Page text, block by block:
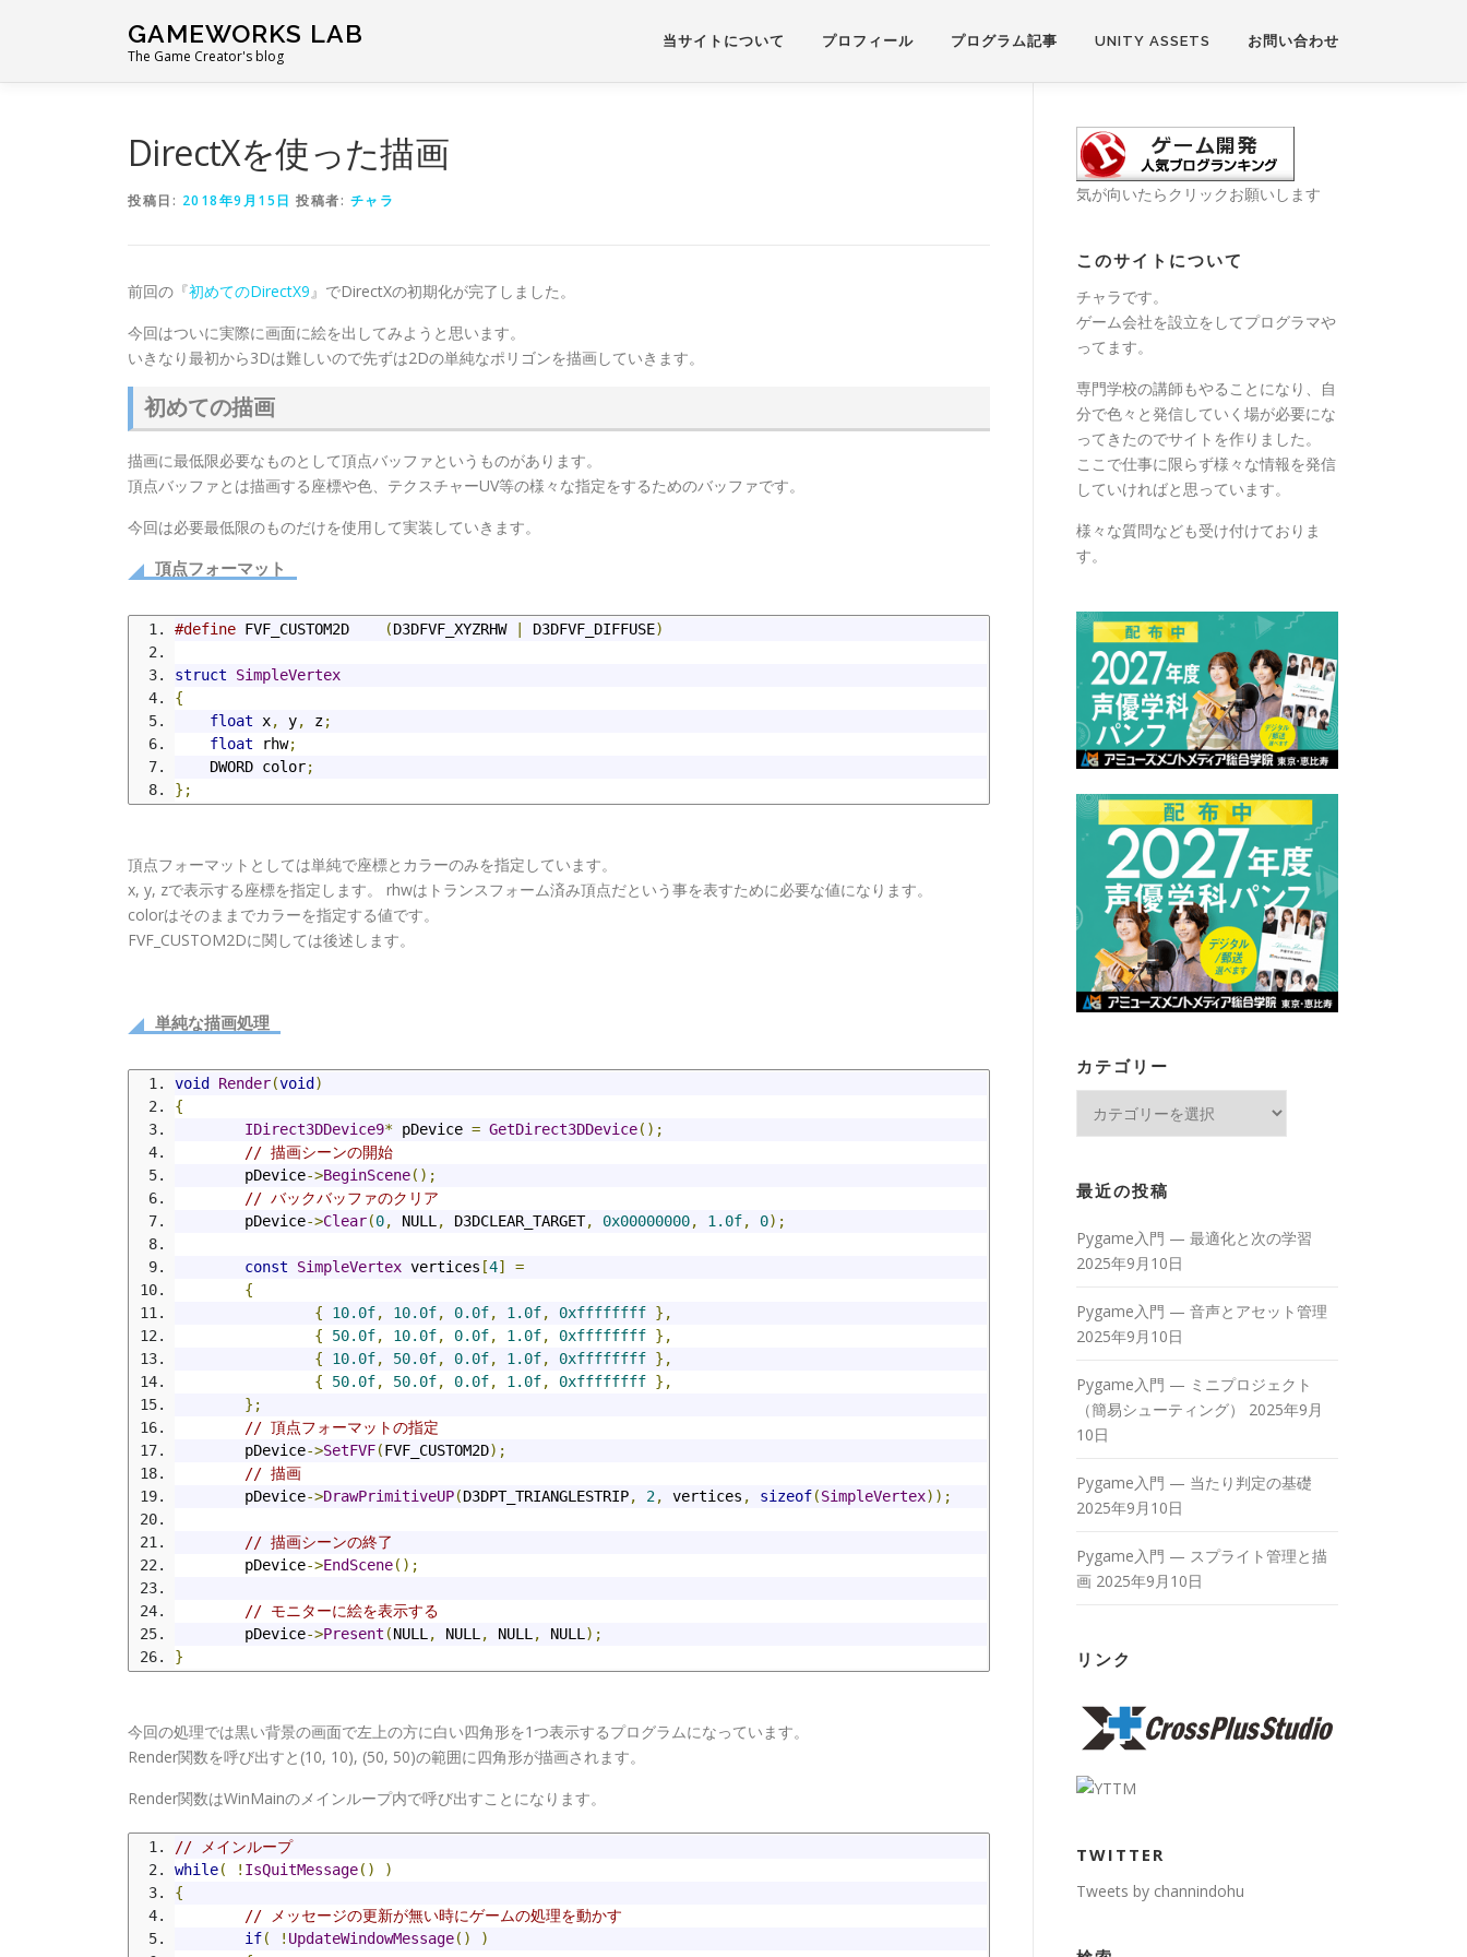
ン
GAMEWORKS LAB
The Game Creator's blog
当サイトについて プロフィール プログラム記事 UNITY ASSETS お問い合わせ
DirectXを使った描画
投稿日: 2018年9月15日 投稿者: チャラ
前回の『初めてのDirectX9』でDirectXの初期化が完了しました。
今回はついに実際に画面に絵を出してみようと思います。
いきなり最初から3Dは難しいので先ずは2Dの単純なポリゴンを描画していきます。
初めての描画
描画に最低限必要なものとして頂点バッファというものがあります。
頂点バッファとは描画する座標や色、テクスチャーUV等の様々な指定をするためのバッファです。
今回は必要最低限のものだけを使用して実装していきます。
頂点フォーマット
#define FVF_CUSTOM2D (D3DFVF_XYZRHW D3DFVF_DIFFUSE)
struct
SimpleVertex
{
float x, y, z;
float rhw;
    DWORD color
;
};
頂点フォーマットとしては単純で座標とカラーのみを指定しています。
x, y, zで表示する座標を指定します。 rhwはトランスフォーム済み頂点だという事を表すために必要な値になります。
colorはそのままでカラーを指定する値です。
FVF_CUSTOM2Dに関しては後述します。
単純な描画処理
void Render(void )
{
IDirect3DDevice9* pDevice = GetDirect3DDevice();
// 描画シーンの開始
	pDevice
->BeginScene();
// バックバッファのクリア
	pDevice
->Clear(0, NULL , D3DCLEAR_TARGET, 0x00000000, 1.0f, 0);
const SimpleVertex vertices [4]
=
{
{
10.0f, 10.0f, 0.0f, 1.0f, 0xffffffff },
{
50.0f, 10.0f, 0.0f, 1.0f, 0xffffffff },
{
10.0f, 50.0f, 0.0f, 1.0f, 0xffffffff },
{
50.0f, 50.0f, 0.0f, 1.0f, 0xffffffff },
};
// 頂点フォーマットの指定
	pDevice
->SetFVF(FVF_CUSTOM2D);
// 描画
	pDevice
->DrawPrimitiveUP(D3DPT_TRIANGLESTRIP, 2, vertices , sizeof(SimpleVertex));
// 描画シーンの終了
	pDevice
->EndScene();
// モニターに絵を表示する
	pDevice
->Present (NULL , NULL , NULL , NULL );
}
今回の処理では黒い背景の画面で左上の方に白い四角形を1つ表示するプログラムになっています。
Render関数を呼び出すと(10, 10), (50, 50)の範囲に四角形が描画されます。
Render関数はWinMainのメインループ内で呼び出すことになります。
// メインループ
while( ! IsQuitMessage()
)
{
// メッセージの更新が無い時にゲームの処理を動かす
if( ! UpdateWindowMessage()
)
気が向いたらクリックお願いします
このサイトについて
チャラです。
ゲーム会社を設立をしてプログラマや
ってます。
専門学校の講師もやることになり、自
分で色々と発信していく場が必要にな
ってきたのでサイトを作りました。
ここで仕事に限らず様々な情報を発信
していければと思っています。
様々な質問なども受け付けておりま
す。
カテゴリー
ー
最近の投稿
Pygame入門 — 最適化と次の学習
2025年9月10日
Pygame入門 — 音声とアセット管理
2025年9月10日
Pygame入門 — ミニプロジェクト
（簡易シューティング）
2025年9月
10日
Pygame入門 — 当たり判定の基礎
2025年9月10日
Pygame入門 — スプライト管理と描
画 2025年9月10日
リンク
TWITTER
Tweets by channindohu